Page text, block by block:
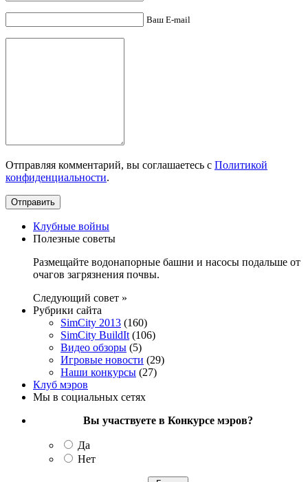
Ваш E-mail
Отправляя комментарий, вы соглашаетесь с Политикой
конфиденциальности.
Клубные войны
Полезные советы
Размещайте водонапорные башни и насосы подальше от
очагов загрязнения почвы.
Следующий совет »
Рубрики сайта
SimCity 2013 (160)
SimCity BuildIt (106)
Видео обзоры (5)
Игровые новости (29)
Наши конкурсы (27)
Клуб мэров
Мы в социальных сетях
Вы участвуете в Конкурсе мэров?
Да
Нет